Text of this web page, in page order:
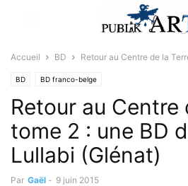
Accueil BD Retour au Centre de la
BD BD franco-belge
Retour au Centre
tome 2 : une BD
Lullabi (Glénat)
Par Gaël - 9 juin 2015